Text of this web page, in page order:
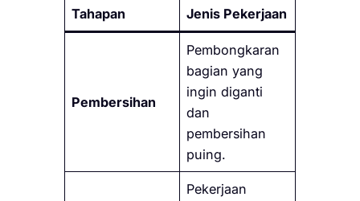
Tahapan Jenis Pekerjaan
Pembersihan
Pembongkaran
bagian yang
ingin diganti
dan
pembersihan
puing.
Pekerjaan